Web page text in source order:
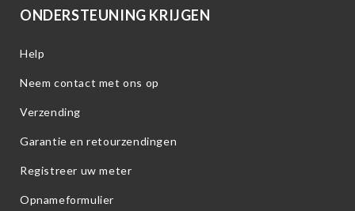
ONDERSTEUNING KRIJGEN
Help
Neem contact met ons op
Verzending
Garantie en retourzendingen
Registreer uw meter
Opnameformulier